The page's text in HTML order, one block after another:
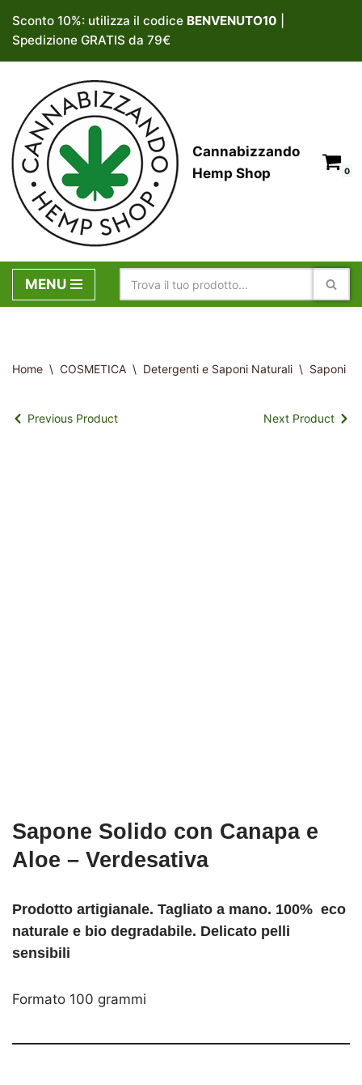
Vai
al
contenuto
Sconto 10%: utilizza il codice BENVENUTO10
Spedizione GRATIS da 79€
Cannabizzando
Hemp Shop
0
MENU
Home \ COSMETICA \ Detergenti e Saponi Naturali \ Saponi
Previous Product Next Product
Sapone Solido con Canapa e
Aloe – Verdesativa
Prodotto artigianale. Tagliato a mano. 100% eco
naturale e bio degradabile. Delicato pelli
sensibili
Formato 100 grammi